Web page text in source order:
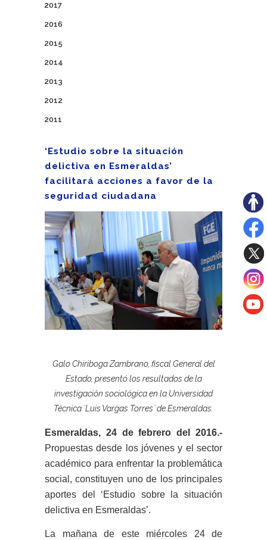
2017
2016
2015
2014
2013
2012
2011
‘Estudio sobre la situación
delictiva en Esmeraldas’
facilitará acciones a favor de la
seguridad ciudadana
Galo Chiriboga Zambrano, fiscal General del
Estado, presentó los resultados de la
investigación sociológica en la Universidad
Técnica `Luis Vargas Torres` de Esmeraldas.
Esmeraldas, 24 de febrero del 2016.-
Propuestas desde los jóvenes y el sector
académico para enfrentar la problemática
social, constituyen uno de los principales
aportes del ‘Estudio sobre la situación
delictiva en Esmeraldas’.
La mañana de este miércoles 24 de